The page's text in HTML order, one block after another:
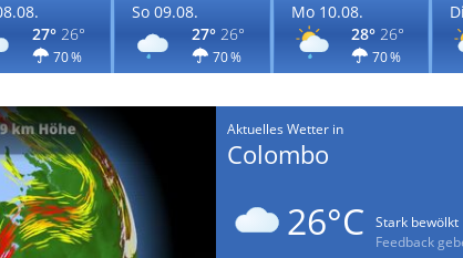
27° 26°
70 %
So 09.08.
27° 26°
70 %
Mo 10.08.
28° 26°
70 %
Aktuelles Wetter in
Colombo
26°C
Stark bewölkt
Feedback